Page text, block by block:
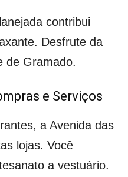
contribui
Desfrute da
de Gramado.
e Serviços
a Avenida das
lojas. Você
a vestuário.